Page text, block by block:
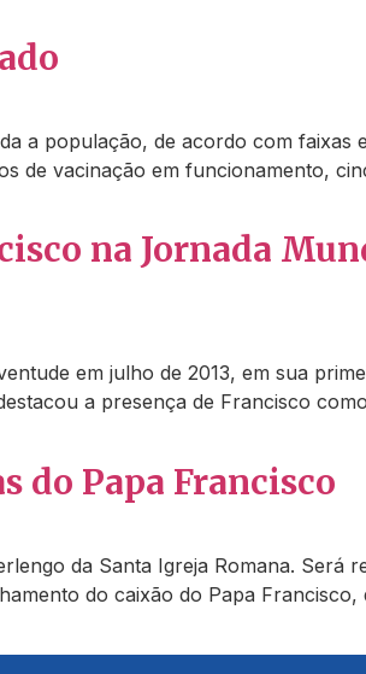
a população, de acordo com faixas
de vacinação em funcionamento,
na Jornada
em julho de 2013, em sua
a presença de Francisco
do Papa Francisco
da Santa Igreja Romana. Será
do caixão do Papa Francisco,